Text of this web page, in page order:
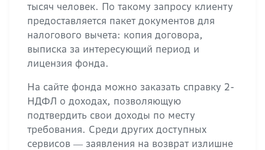
тысяч человек. По такому запросу клиенту
предоставляется пакет документов для
налогового вычета: копия договора,
выписка за интересующий период и
лицензия фонда.
На сайте фонда можно заказать справку 2-
НДФЛ о доходах, позволяющую
подтвердить свои доходы по месту
требования. Среди других доступных
сервисов ― заявления на возврат излишне